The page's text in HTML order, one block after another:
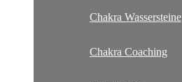
Chakra Wassersteine
Chakra Coaching